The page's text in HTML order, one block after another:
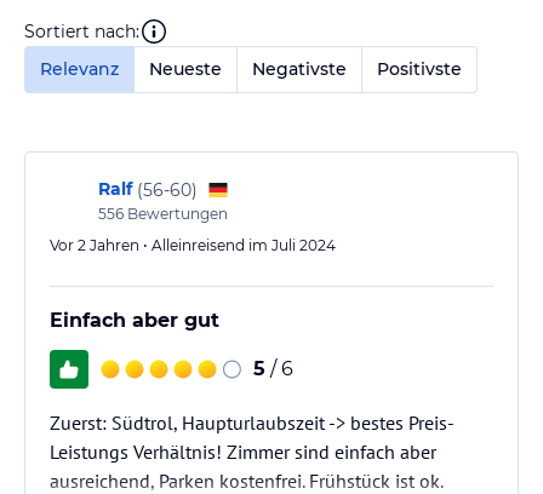
Sortiert nach:
Relevanz
Neueste Negativste Positivste
Ralf (56-60)
556 Bewertungen
Vor 2 Jahren • Alleinreisend im Juli 2024
Einfach aber gut
5 / 6
Zuerst: Südtrol, Haupturlaubszeit -> bestes Preis-
Leistungs Verhältnis! Zimmer sind einfach aber
ausreichend, Parken kostenfrei. Frühstück ist ok.